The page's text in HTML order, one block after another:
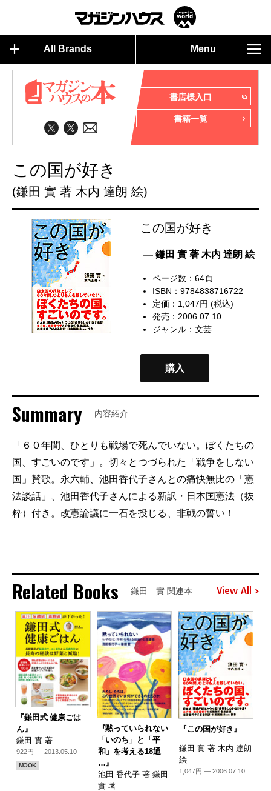
All Brands Menu
書店様入口
書籍一覧
この国が好き
(鎌田 實 著 木内 達朗 絵)
この国が好き
— 鎌田 實 著 木内 達朗 絵
ページ数：64頁
ISBN：9784838716722
定価：1,047円 (税込)
発売：2006.07.10
ジャンル：文芸
購入
Summary 内容紹介
「６０年間、ひとりも戦場で死んでいない。ぼくたちの
国、すごいのです」。切々とつづられた「戦争をしない
国」賛歌。永六輔、池田香代子さんとの痛快無比の「憲
法談話」、池田香代子さんによる新訳・日本国憲法（抜
粋）付き。改憲論議に一石を投じる、非戦の誓い！
Related Books 鎌田 實 関連本 View All
『鎌田式 健康ごは
ん』
鎌田 實 著
922円 — 2013.05.10
MOOK
『黙っていられない
「いのち」と「平
和」を考える18通
…』
池田 香代子 著 鎌田
實 著
『この国が好き』
鎌田 實 著 木内 達朗
絵
1,047円 — 2006.07.10